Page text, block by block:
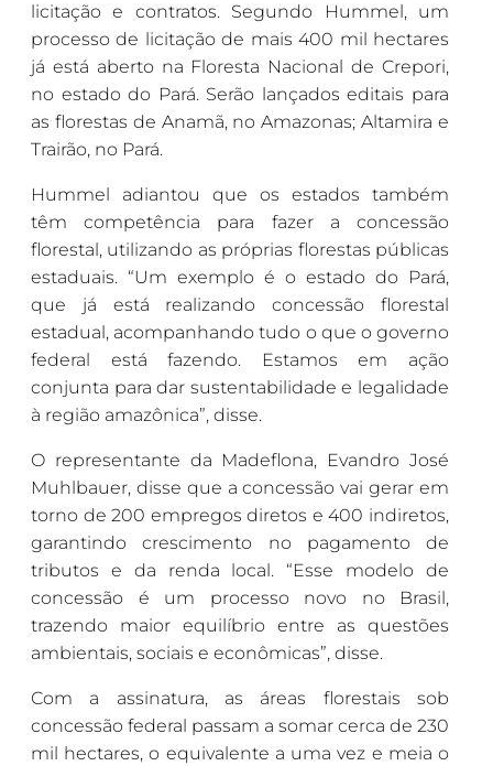
licitação e contratos. Segundo Hummel, um
processo de licitação de mais 400 mil hectares
já está aberto na Floresta Nacional de Crepori,
no estado do Pará. Serão lançados editais para
as florestas de Anamã, no Amazonas; Altamira e
Trairão, no Pará.
Hummel adiantou que os estados também
têm competência para fazer a concessão
florestal, utilizando as próprias florestas públicas
estaduais. “Um exemplo é o estado do Pará,
que já está realizando concessão florestal
estadual, acompanhando tudo o que o governo
federal está fazendo. Estamos em ação
conjunta para dar sustentabilidade e legalidade
à região amazônica”, disse.
O representante da Madeflona, Evandro José
Muhlbauer, disse que a concessão vai gerar em
torno de 200 empregos diretos e 400 indiretos,
garantindo crescimento no pagamento de
tributos e da renda local. “Esse modelo de
concessão é um processo novo no Brasil,
trazendo maior equilíbrio entre as questões
ambientais, sociais e econômicas”, disse.
Com a assinatura, as áreas florestais sob
concessão federal passam a somar cerca de 230
mil hectares, o equivalente a uma vez e meia o